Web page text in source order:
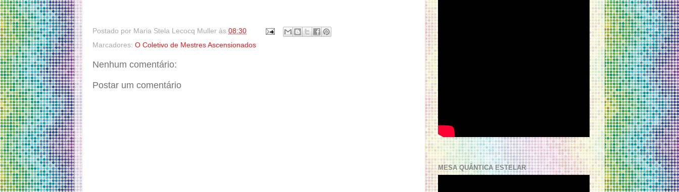
Postado por Maria Stela Lecocq Muller às 08:30
Marcadores: O Coletivo de Mestres Ascensionados
Nenhum comentário:
Postar um comentário
MESA QUÂNTICA ESTELAR